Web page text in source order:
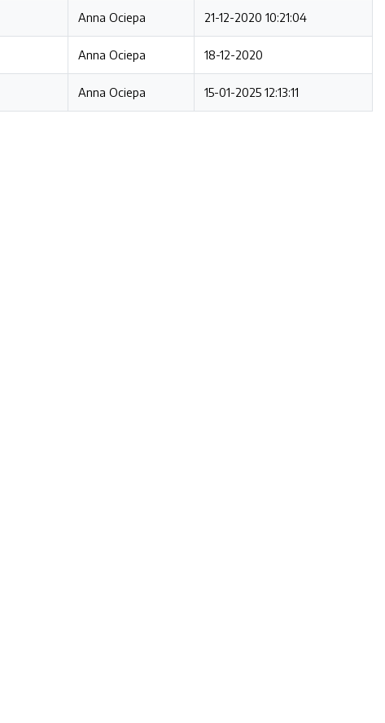
Anna Ociepa 21-12-2020 10:21:04
Anna Ociepa 18-12-2020
Anna Ociepa 15-01-2025 12:13:11